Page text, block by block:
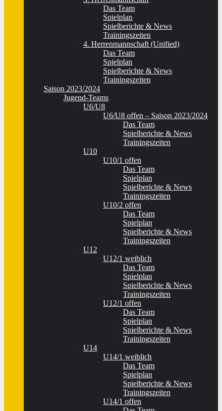
Das Team
Spielplan
Spielberichte & News
Trainingszeiten
4. Herrenmannschaft (Unified)
Das Team
Spielplan
Spielberichte & News
Trainingszeiten
Saison 2023/2024
Jugend-Teams
U6/U8
U6/U8 offen – Saison 2023/2024
Das Team
Spielberichte & News
Trainingszeiten
U10
U10/1 offen
Das Team
Spielplan
Spielberichte & News
Trainingszeiten
U10/2 offen
Das Team
Spielplan
Spielberichte & News
Trainingszeiten
U12
U12/1 weiblich
Das Team
Spielplan
Spielberichte & News
Trainingszeiten
U12/1 offen
Das Team
Spielplan
Spielberichte & News
Trainingszeiten
U14
U14/1 weiblich
Das Team
Spielplan
Spielberichte & News
Trainingszeiten
U14/1 offen